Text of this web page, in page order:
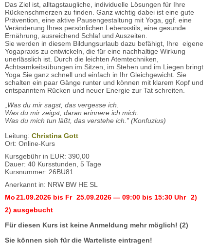
Das Ziel ist, alltagstaugliche, individuelle Lösungen für Ihre
Rückenschmerzen zu finden. Ganz wichtig dabei ist eine gute
Prävention, eine aktive Pausengestaltung mit Yoga, ggf. eine
Veränderung Ihres persönlichen Lebensstils, eine gesunde
Ernährung, ausreichend Schlaf und Auszeiten.
Sie werden in diesem Bildungsurlaub dazu befähigt, Ihre eigene
Yogapraxis zu entwickeln, die für eine nachhaltige Wirkung
unerlässlich ist. Durch die leichten Atemtechniken,
Achtsamkeitsübungen im Sitzen, im Stehen und im Liegen bringt
Yoga Sie ganz schnell und einfach in Ihr Gleichgewicht. Sie
schalten ein paar Gänge runter und können mit klarem Kopf und
entspanntem Rücken und neuer Energie zur Tat schreiten.
„Was du mir sagst, das vergesse ich.
Was du mir zeigst, daran erinnere ich mich.
Was du mich tun läßt, das verstehe ich.” (Konfuzius)
Leitung: Christina Gott
Ort: Online-Kurs
Kursgebühr in EUR: 390,00
Dauer: 40 Kursstunden, 5 Tage
Kursnummer: 26BU81
Anerkannt in: NRW BW HE SL
Mo21.09.2026 bis Fr 25.09.2026 — 09:00 bis 15:30 Uhr
2)
2) ausgebucht
Für diesen Kurs ist keine Anmeldung mehr möglich! (2)
Sie können sich für die Warteliste eintragen!